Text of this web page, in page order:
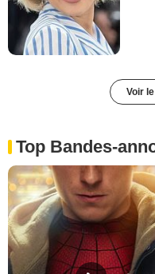
Voir
Top Bandes-